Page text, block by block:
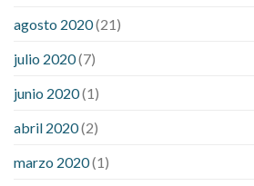
agosto 2020(21)
julio 2020(7)
junio 2020(1)
abril 2020(2)
marzo 2020(1)